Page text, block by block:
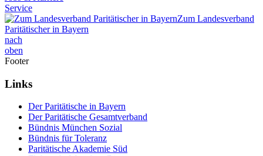
Service
Zum Landesverband
Paritätischer in Bayern
nach
oben
Footer
Links
Der Paritätische in Bayern
Der Paritätische Gesamtverband
Bündnis München Sozial
Bündnis für Toleranz
Paritätische Akademie Süd